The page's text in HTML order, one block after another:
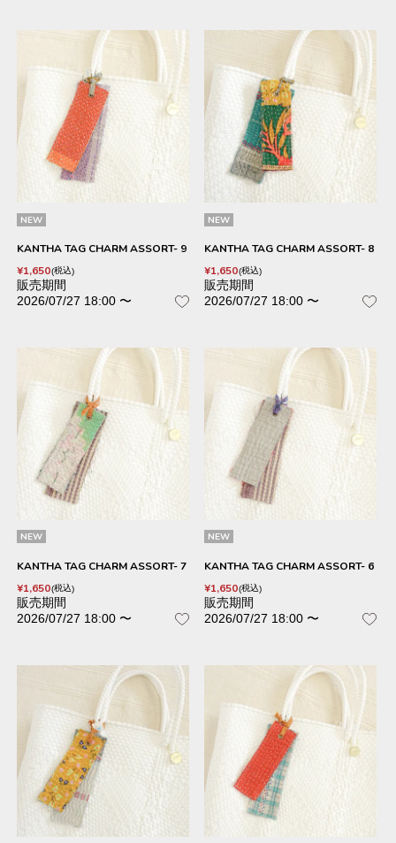
NEW
KANTHA TAG CHARM ASSORT- 9
¥1,650 税込
販売期間
2026/07/27 18:00 〜
NEW
KANTHA TAG CHARM ASSORT- 8
¥1,650 税込
販売期間
2026/07/27 18:00 〜
NEW
KANTHA TAG CHARM ASSORT- 7
¥1,650 税込
販売期間
2026/07/27 18:00 〜
NEW
KANTHA TAG CHARM ASSORT- 6
¥1,650 税込
販売期間
2026/07/27 18:00 〜